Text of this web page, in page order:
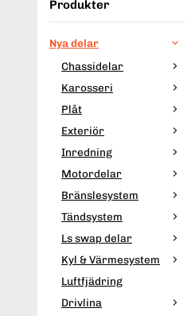
Produkter
Nya delar
Chassidelar
Karosseri
Plåt
Exteriör
Inredning
Motordelar
Bränslesystem
Tändsystem
Ls swap delar
Kyl & Värmesystem
Luftfjädring
Drivlina